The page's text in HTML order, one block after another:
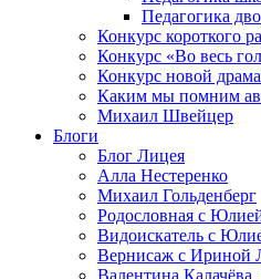
Педагогика
Конкурс короткого
Конкурс «Во весь
Конкурс новой
Каким мы помним
Михаил Швейцер
Блоги
Блог Лицея
Алла Нестеренко
Михаил Гольденберг
Родословная с
Видоискатель с
Вернисаж с Ириной